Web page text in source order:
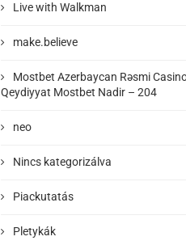
Live with Walkman
make.believe
Mostbet Azerbaycan Rəsmi
Qeydiyyat Mostbet Nadir – 204
neo
Nincs kategorizálva
Piackutatás
Pletykák